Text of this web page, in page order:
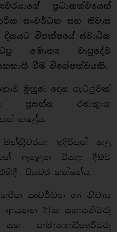
ප්‍රධානත්වයෙන්
සංවර්ධන සහ නිවාස
විපක්ෂයේ ස්වාධීන
අමාත්‍ය වාසුදේව
වීම විශේෂත්වයකි.
මුහුණ දෙන ගැටලුවක්
ප්‍රසන්න රණතුංග
කළේය.
මන්ත්‍රීවරයා ඉදිරිපත් කළ
ඇතුළත විසඳා දීමට
පියවර ගත්තේය.
සංවර්ධන හා නිවාස
ආයතන 21ක සභාපතිවරු
සාමාන්‍යාධිකාරීවරු